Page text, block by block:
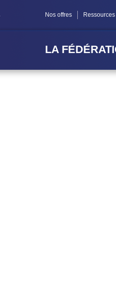
Nos offres Ressources
LA